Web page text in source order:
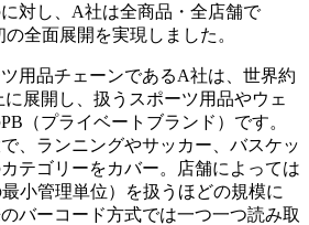
対し、A社は全商品・全店舗で
全面展開を実現しました。
用品チェーンであるA社は、世界約
に展開し、扱うスポーツ用品やウェ
（プライベートブランド）です。
、ランニングやサッカー、バスケッ
テゴリーをカバー。店舗によっては
小管理単位）を扱うほどの規模に
バーコード方式では一つ一つ読み取